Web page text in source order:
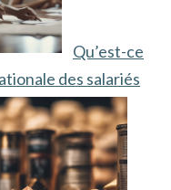
Qu’est-ce
des salariés